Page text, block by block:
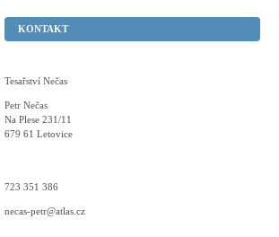
KONTAKT
Tesařství Nečas
Petr Nečas
Na Plese 231/11
679 61 Letovice
723 351 386
necas-petr@atlas.cz